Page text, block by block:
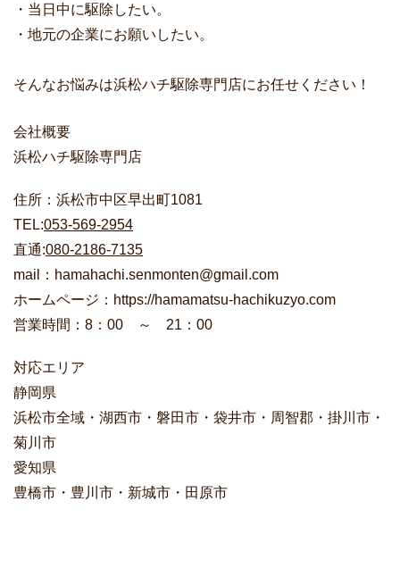
・当日中に駆除したい。
・地元の企業にお願いしたい。
そんなお悩みは浜松ハチ駆除専門店にお任せください！
会社概要
浜松ハチ駆除専門店
住所：浜松市中区早出町1081
TEL:053-569-2954
直通:080-2186-7135
mail：hamahachi.senmonten@gmail.com
ホームページ：https://hamamatsu-hachikuzyo.com
営業時間：8：00 ～ 21：00
対応エリア
静岡県
浜松市全域・湖西市・磐田市・袋井市・周智郡・掛川市・
菊川市
愛知県
豊橋市・豊川市・新城市・田原市